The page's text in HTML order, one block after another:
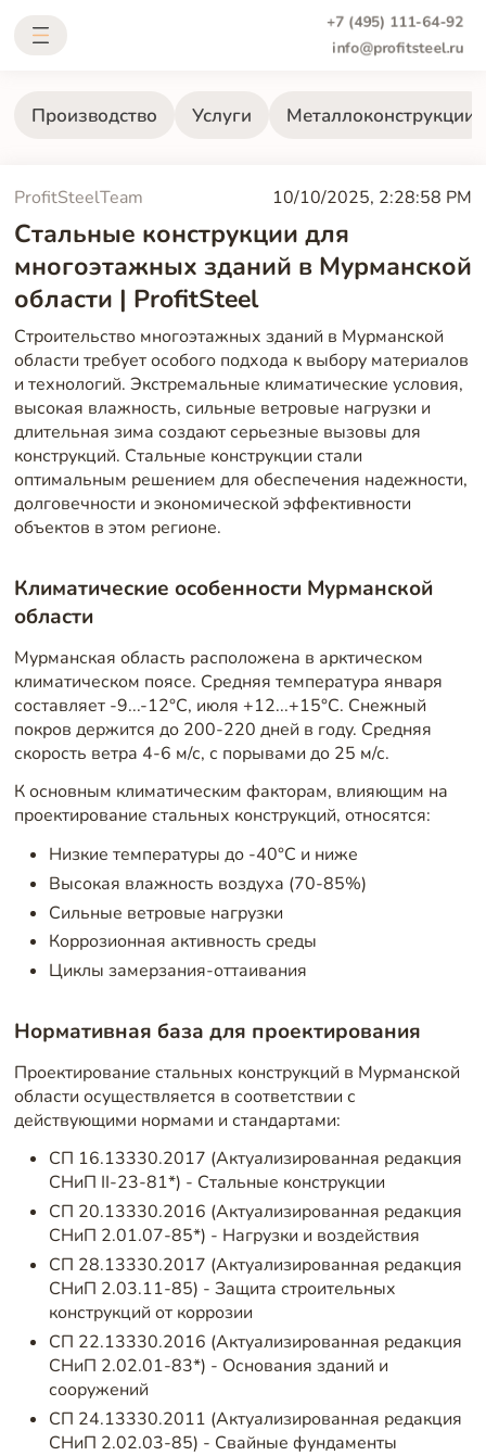
+7 (495) 111-64-92
info@profitsteel.ru
Производство Услуги Металлоконструкции
ProfitSteelTeam 10/10/2025, 2:28:58 PM
Стальные конструкции для
многоэтажных зданий в Мурманской
области | ProfitSteel
Строительство многоэтажных зданий в Мурманской
области требует особого подхода к выбору материалов
и технологий. Экстремальные климатические условия,
высокая влажность, сильные ветровые нагрузки и
длительная зима создают серьезные вызовы для
конструкций. Стальные конструкции стали
оптимальным решением для обеспечения надежности,
долговечности и экономической эффективности
объектов в этом регионе.
Климатические особенности Мурманской
области
Мурманская область расположена в арктическом
климатическом поясе. Средняя температура января
составляет -9...-12°C, июля +12...+15°C. Снежный
покров держится до 200-220 дней в году. Средняя
скорость ветра 4-6 м/с, с порывами до 25 м/с.
К основным климатическим факторам, влияющим на
проектирование стальных конструкций, относятся:
Низкие температуры до -40°C и ниже
Высокая влажность воздуха (70-85%)
Сильные ветровые нагрузки
Коррозионная активность среды
Циклы замерзания-оттаивания
Нормативная база для проектирования
Проектирование стальных конструкций в Мурманской
области осуществляется в соответствии с
действующими нормами и стандартами:
СП 16.13330.2017 (Актуализированная редакция
СНиП II-23-81*) - Стальные конструкции
СП 20.13330.2016 (Актуализированная редакция
СНиП 2.01.07-85*) - Нагрузки и воздействия
СП 28.13330.2017 (Актуализированная редакция
СНиП 2.03.11-85) - Защита строительных
конструкций от коррозии
СП 22.13330.2016 (Актуализированная редакция
СНиП 2.02.01-83*) - Основания зданий и
сооружений
СП 24.13330.2011 (Актуализированная редакция
СНиП 2.02.03-85) - Свайные фундаменты